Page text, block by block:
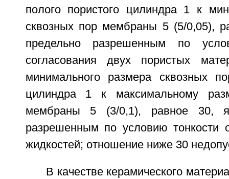
полого пористого цилиндра 1 к
сквозных пор мембраны 5 (5/0,05),
предельно разрешенным по
согласования двух пористых
минимального размера сквозных
цилиндра 1 к максимальному
мембраны 5 (3/0,1), равное 30,
разрешенным по условию тонкости
жидкостей; отношение ниже 30
В качестве керамического